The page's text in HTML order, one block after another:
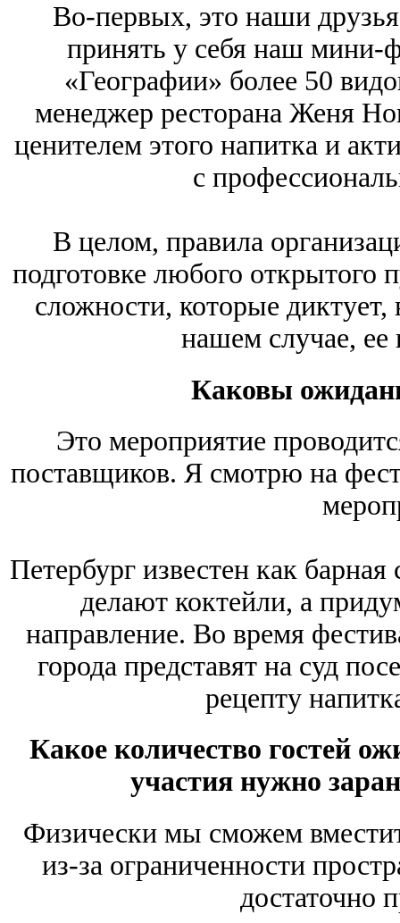
Во-первых, это наши
принять у себя наш мини-
«Географии» более 50
менеджер ресторана Женя
ценителем этого напитка и
с
В целом, правила
подготовке любого открытого
сложности, которые
нашем случае,
Каковы
Это мероприятие
поставщиков. Я смотрю на
Петербург известен как
делают коктейли, а
направление. Во время
города представят на суд
рецепту
Какое количество гостей
участия нужно
Физически мы сможем
из-за ограниченности
достаточно